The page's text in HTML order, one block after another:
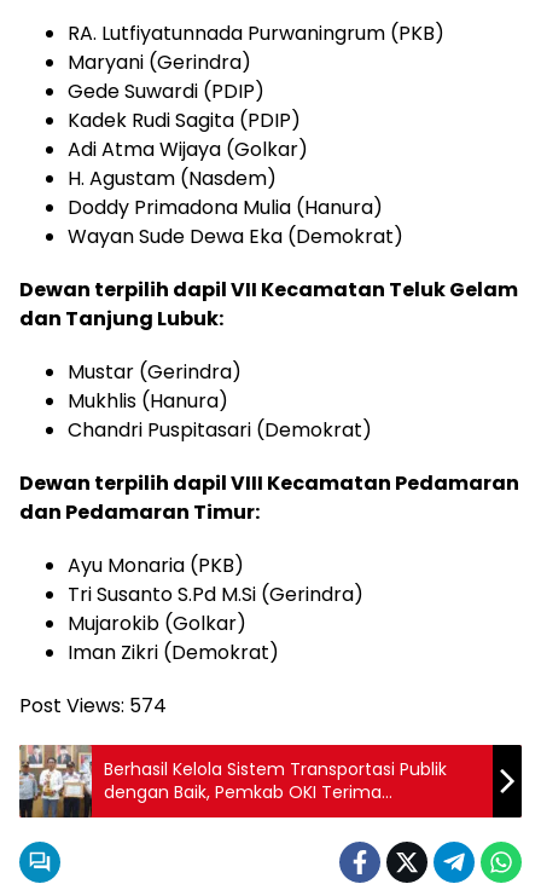
RA. Lutfiyatunnada Purwaningrum (PKB)
Maryani (Gerindra)
Gede Suwardi (PDIP)
Kadek Rudi Sagita (PDIP)
Adi Atma Wijaya (Golkar)
H. Agustam (Nasdem)
Doddy Primadona Mulia (Hanura)
Wayan Sude Dewa Eka (Demokrat)
Dewan terpilih dapil VII Kecamatan Teluk Gelam
dan Tanjung Lubuk:
Mustar (Gerindra)
Mukhlis (Hanura)
Chandri Puspitasari (Demokrat)
Dewan terpilih dapil VIII Kecamatan Pedamaran
dan Pedamaran Timur:
Ayu Monaria (PKB)
Tri Susanto S.Pd M.Si (Gerindra)
Mujarokib (Golkar)
Iman Zikri (Demokrat)
Post Views: 574
Berhasil Kelola Sistem Transportasi Publik
dengan Baik, Pemkab OKI Terima
Penghargaan WTN 2024